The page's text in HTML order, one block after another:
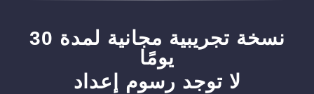
نسخة تجريبية مجانية لمدة 30
يومًا
لا توجد رسوم إعداد